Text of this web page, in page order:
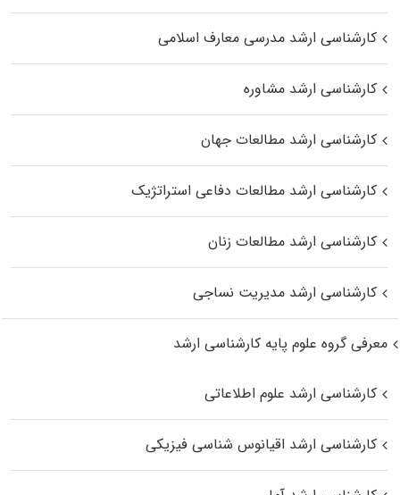
کارشناسی ارشد مدرسی معارف اسلامی
کارشناسی ارشد مشاوره
کارشناسی ارشد مطالعات جهان
کارشناسی ارشد مطالعات دفاعی استراتژیک
کارشناسی ارشد مطالعات زنان
کارشناسی ارشد مدیریت نساجی
معرفی گروه علوم پایه کارشناسی ارشد
کارشناسی ارشد علوم اطلاعاتی
کارشناسی ارشد اقیانوس‌ شناسی فیزیکی